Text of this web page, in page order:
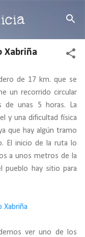
Xabriña
de 17 km. que se
un recorrido circular
unas 5 horas. La
y una dificultad física
que hay algún tramo
El inicio de la ruta lo
a unos metros de la
pueblo hay sitio para
ver uno de los